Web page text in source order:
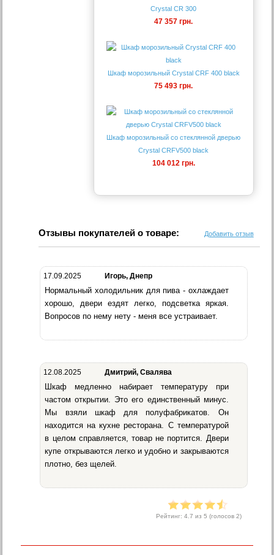
Crystal CR 300
47 357 грн.
Шкаф морозильный Crystal CRF 400 black
75 493 грн.
Шкаф морозильный со стеклянной дверью
Crystal CRFV500 black
104 012 грн.
Отзывы покупателей о товаре: Добавить отзыв
17.09.2025 Игорь, Днепр
Нормальный холодильник для пива - охлаждает
хорошо, двери ездят легко, подсветка яркая.
Вопросов по нему нету - меня все устраивает.
12.08.2025 Дмитрий, Свалява
Шкаф медленно набирает температуру при
частом открытии. Это его единственный минус.
Мы взяли шкаф для полуфабрикатов. Он
находится на кухне ресторана. С температурой
в целом справляется, товар не портится. Двери
купе открываются легко и удобно и закрываются
плотно, без щелей.
Рейтинг: 4.7 из 5 (голосов 2)